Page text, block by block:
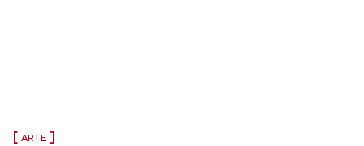
ARTE